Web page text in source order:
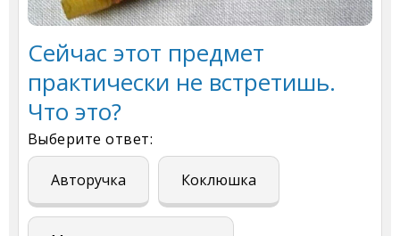
Сейчас этот предмет
практически не встретишь.
Что это?
Выберите ответ:
Авторучка Коклюшка